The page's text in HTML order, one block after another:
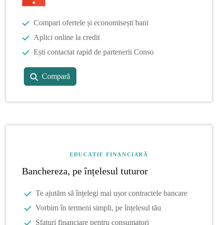
Compari ofertele și economisești bani
Aplici online la credit
Ești contactat rapid de partenerii Conso
Compară
EDUCAȚIE FINANCIARĂ
Banchereza, pe înțelesul tuturor
Te ajutăm să înțelegi mai ușor contractele bancare
Vorbim în termeni simpli, pe înțelesul tău
Sfaturi financiare pentru consumatori